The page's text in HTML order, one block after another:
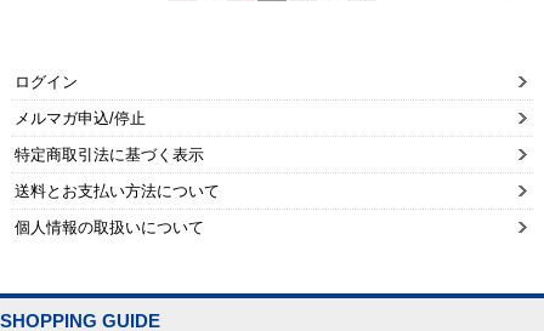
ログイン
メルマガ申込/停止
特定商取引法に基づく表示
送料とお支払い方法について
個人情報の取扱いについて
SHOPPING GUIDE